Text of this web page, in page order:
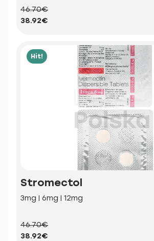
46.70€
38.92€
Hit!
Stromectol
3mg | 6mg | 12mg
46.70€
38.92€